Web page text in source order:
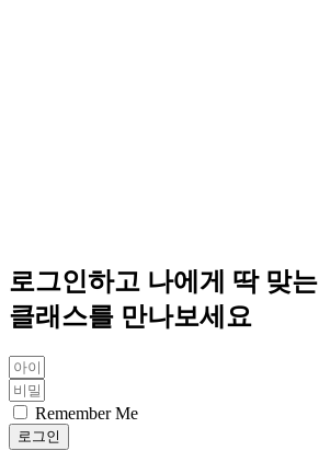
로그인하고 나에게 딱 맞는
클래스를 만나보세요
Remember Me
로그인